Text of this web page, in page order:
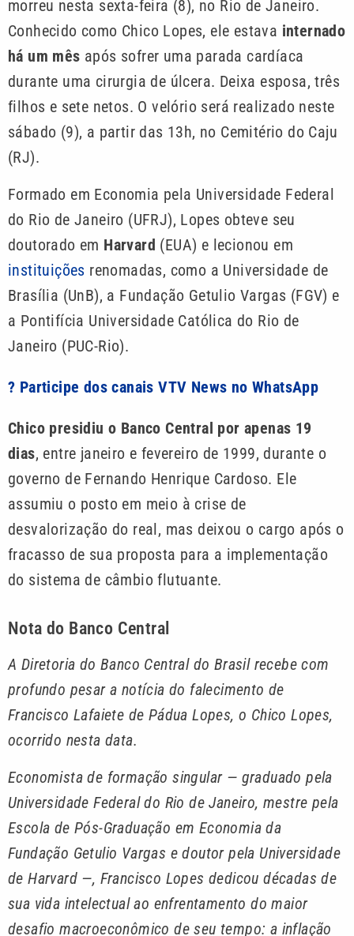
morreu nesta sexta-feira (8), no Rio de Janeiro.
Conhecido como Chico Lopes, ele estava internado
há um mês após sofrer uma parada cardíaca
durante uma cirurgia de úlcera. Deixa esposa, três
filhos e sete netos. O velório será realizado neste
sábado (9), a partir das 13h, no Cemitério do Caju
(RJ).
Formado em Economia pela Universidade Federal
do Rio de Janeiro (UFRJ), Lopes obteve seu
doutorado em Harvard (EUA) e lecionou em
instituições renomadas, como a Universidade de
Brasília (UnB), a Fundação Getulio Vargas (FGV) e
a Pontifícia Universidade Católica do Rio de
Janeiro (PUC-Rio).
? Participe dos canais VTV News no WhatsApp
Chico presidiu o Banco Central por apenas 19
dias, entre janeiro e fevereiro de 1999, durante o
governo de Fernando Henrique Cardoso. Ele
assumiu o posto em meio à crise de
desvalorização do real, mas deixou o cargo após o
fracasso de sua proposta para a implementação
do sistema de câmbio flutuante.
Nota do Banco Central
A Diretoria do Banco Central do Brasil recebe com
profundo pesar a notícia do falecimento de
Francisco Lafaiete de Pádua Lopes, o Chico Lopes,
ocorrido nesta data.
Economista de formação singular — graduado pela
Universidade Federal do Rio de Janeiro, mestre pela
Escola de Pós-Graduação em Economia da
Fundação Getulio Vargas e doutor pela Universidade
de Harvard —, Francisco Lopes dedicou décadas de
sua vida intelectual ao enfrentamento do maior
desafio macroeconômico de seu tempo: a inflação